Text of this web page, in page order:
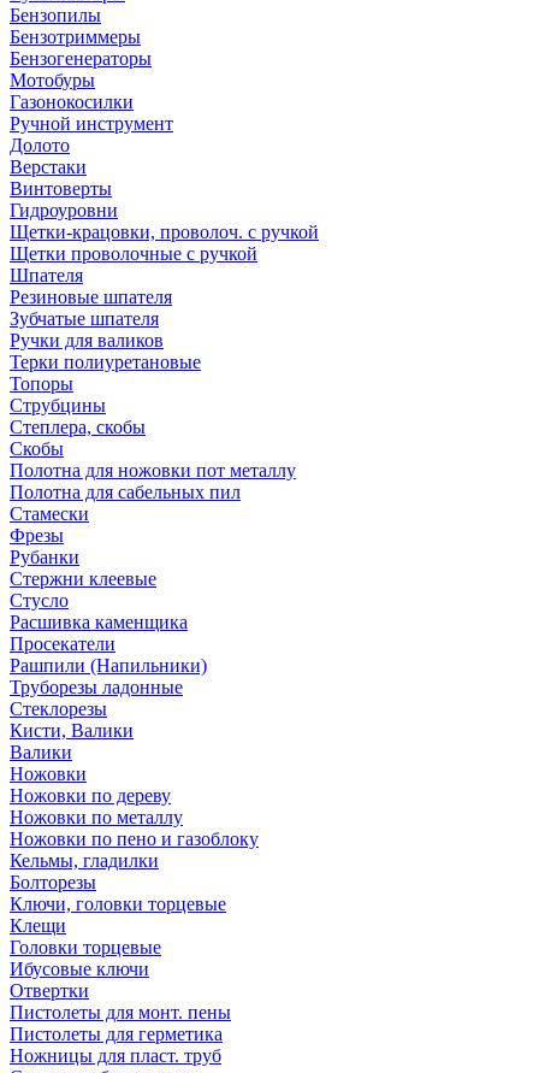
Бензопилы
Бензотриммеры
Бензогенераторы
Мотобуры
Газонокосилки
Ручной инструмент
Долото
Верстаки
Винтоверты
Гидроуровни
Щетки-крацовки, проволоч. с ручкой
Щетки проволочные с ручкой
Шпателя
Резиновые шпателя
Зубчатые шпателя
Ручки для валиков
Терки полиуретановые
Топоры
Струбцины
Степлера, скобы
Скобы
Полотна для ножовки пот металлу
Полотна для сабельных пил
Стамески
Фрезы
Рубанки
Стержни клеевые
Стусло
Расшивка каменщика
Просекатели
Рашпили (Напильники)
Труборезы ладонные
Стеклорезы
Кисти, Валики
Валики
Ножовки
Ножовки по дереву
Ножовки по металлу
Ножовки по пено и газоблоку
Кельмы, гладилки
Болторезы
Ключи, головки торцевые
Клещи
Головки торцевые
Ибусовые ключи
Отвертки
Пистолеты для монт. пены
Пистолеты для герметика
Ножницы для пласт. труб